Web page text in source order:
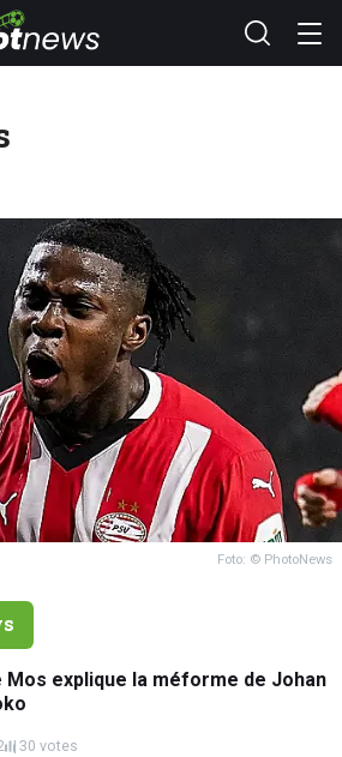
Foto: © PhotoNews
Mos explique la méforme de Johan
30 votes